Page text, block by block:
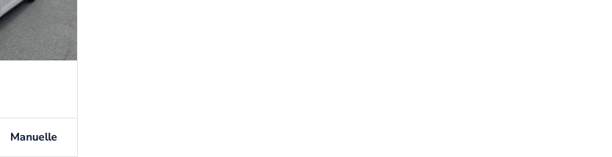
Manuelle